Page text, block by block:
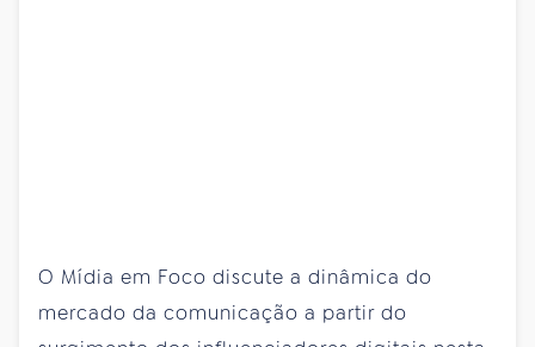
O Mídia em Foco discute a dinâmica do
mercado da comunicação a partir do